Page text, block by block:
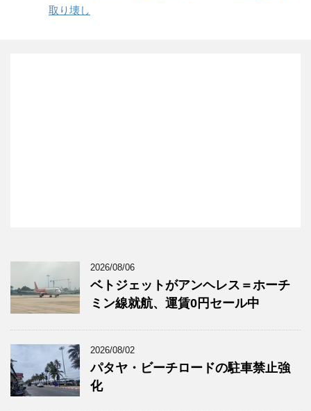
取り壊し
2026/08/06
ベトジェットがアンヘレス＝ホーチ
ミン線就航、運賃0円セール中
2026/08/02
パタヤ・ビーチロードの駐車禁止強
化